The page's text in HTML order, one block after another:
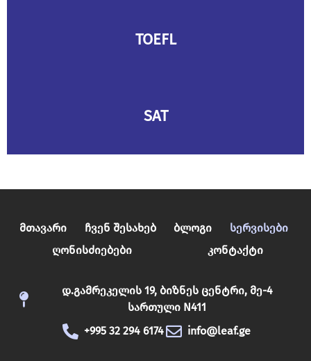
TOEFL
SAT
Მთავარი Ჩვენ Შესახებ Ბლოგი
Სერვისები
Ღონისძიებები
Კონტაქტი
დ.გამრეკელის 19, ბიზნეს ცენტრი, მე-4
სართული N411
+995 32 294 6174
info@leaf.ge